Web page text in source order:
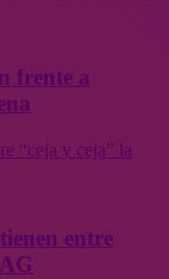
frente a
“ceja y ceja” la
entre